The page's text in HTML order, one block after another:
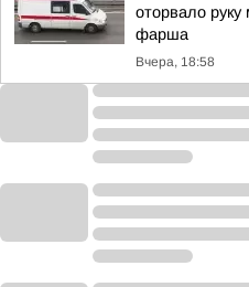
оторвало
фарша
Вчера, 18:58